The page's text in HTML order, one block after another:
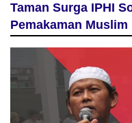
Taman Surga IPHI
Pemakaman Muslim